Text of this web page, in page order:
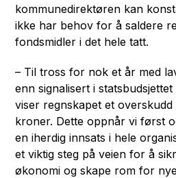
kommunedirektøren kan
ikke har behov for å saldere
fondsmidler i det hele tatt.
– Til tross for nok et år med
enn signalisert i
viser regnskapet et
kroner. Dette oppnår vi først
en iherdig innsats i hele
et viktig steg på veien for å
økonomi og skape rom for